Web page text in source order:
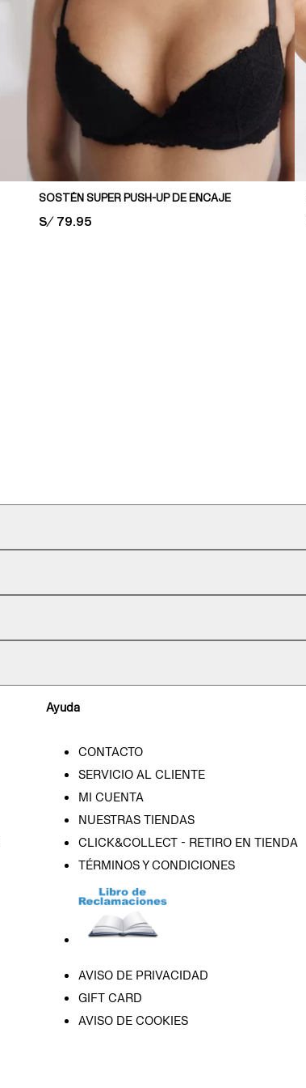
SOSTÉN SUPER PUSH-UP DE ENCAJE
PRICE:
S/ 79.95
Ayuda
CONTACTO
SERVICIO AL CLIENTE
MI CUENTA
NUESTRAS TIENDAS
CLICK&COLLECT - RETIRO EN TIENDA
TÉRMINOS Y CONDICIONES
AVISO DE PRIVACIDAD
GIFT CARD
AVISO DE COOKIES